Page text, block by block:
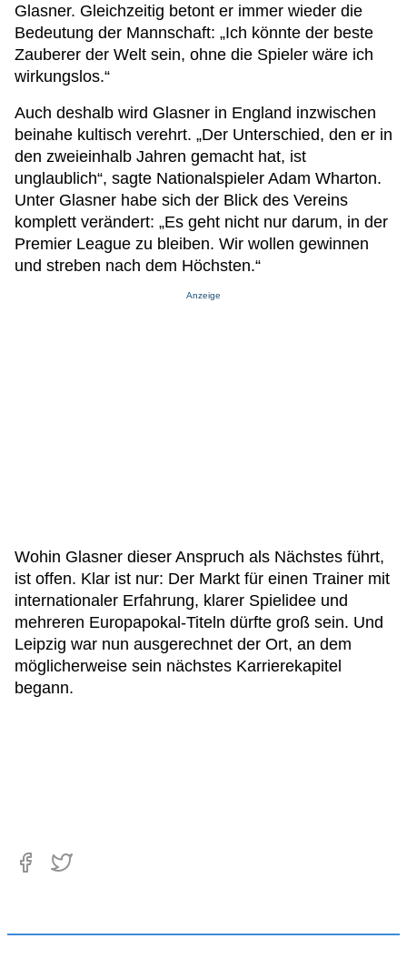
Glasner. Gleichzeitig betont er immer wieder die
Bedeutung der Mannschaft: „Ich könnte der beste
Zauberer der Welt sein, ohne die Spieler wäre ich
wirkungslos.“
Auch deshalb wird Glasner in England inzwischen
beinahe kultisch verehrt. „Der Unterschied, den er in
den zweieinhalb Jahren gemacht hat, ist
unglaublich“, sagte Nationalspieler Adam Wharton.
Unter Glasner habe sich der Blick des Vereins
komplett verändert: „Es geht nicht nur darum, in der
Premier League zu bleiben. Wir wollen gewinnen
und streben nach dem Höchsten.“
Anzeige
Wohin Glasner dieser Anspruch als Nächstes führt,
ist offen. Klar ist nur: Der Markt für einen Trainer mit
internationaler Erfahrung, klarer Spielidee und
mehreren Europapokal-Titeln dürfte groß sein. Und
Leipzig war nun ausgerechnet der Ort, an dem
möglicherweise sein nächstes Karrierekapitel
begann.